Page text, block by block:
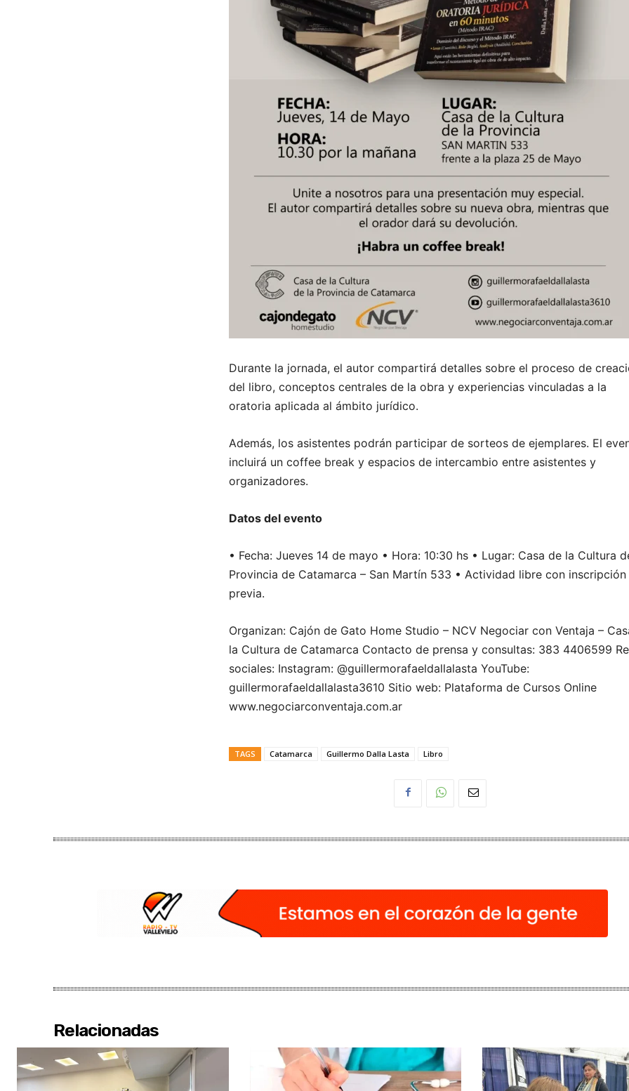
Durante la jornada, el autor compartirá detalles sobre el proceso de
del libro, conceptos centrales de la obra y experiencias vinculadas a la
oratoria aplicada al ámbito jurídico.
Además, los asistentes podrán participar de sorteos de ejemplares. El
incluirá un coffee break y espacios de intercambio entre asistentes y
organizadores.
Datos del evento
• Fecha: Jueves 14 de mayo • Hora: 10:30 hs • Lugar: Casa de la Cultura
Provincia de Catamarca – San Martín 533 • Actividad libre con inscripción
previa.
Organizan: Cajón de Gato Home Studio – NCV Negociar con Ventaja –
la Cultura de Catamarca Contacto de prensa y consultas: 383 4406599
sociales: Instagram: @guillermorafaeldallalasta YouTube:
guillermorafaeldallalasta3610 Sitio web: Plataforma de Cursos Online
www.negociarconventaja.com.ar
TAGS Catamarca Guillermo Dalla Lasta Libro
Relacionadas